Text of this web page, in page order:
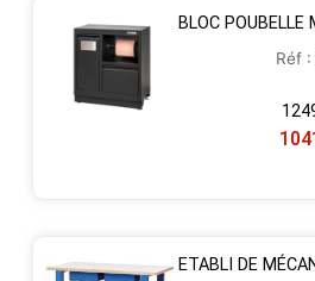
BLOC POUBELLE
Réf
ETABLI DE